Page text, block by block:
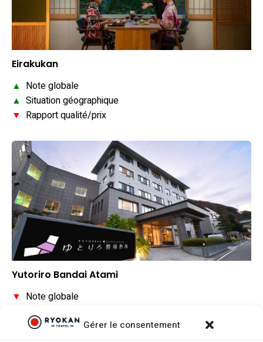
Gérer le consentement
Eirakukan
▲ Note globale
▲ Situation géographique
▼ Rapport qualité/prix
Yutoriro Bandai Atami
▼ Note globale
Rapport qualité/prix